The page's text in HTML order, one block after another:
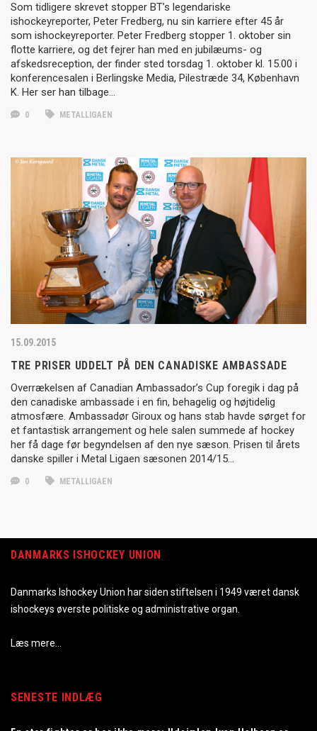
Som tidligere skrevet stopper BT’s legendariske
ishockeyreporter, Peter Fredberg, nu sin karriere efter 45 år
som ishockeyreporter. Peter Fredberg stopper 1. oktober sin
flotte karriere, og det fejrer han med en jubilæums- og
afskedsreception, der finder sted torsdag 1. oktober kl. 15.00 i
konferencesalen i Berlingske Media, Pilestræde 34, København
K. Her ser han tilbage…
0 METALLIGAEN
15.09.2015
TRE PRISER UDDELT PÅ DEN CANADISKE AMBASSADE
Overrækelsen af Canadian Ambassador’s Cup foregik i dag på
den canadiske ambassade i en fin, behagelig og højtidelig
atmosfære. Ambassadør Giroux og hans stab havde sørget for
et fantastisk arrangement og hele salen summede af hockey
her få dage før begyndelsen af den nye sæson. Prisen til årets
danske spiller i Metal Ligaen sæsonen 2014/15…
0 METALLIGAEN
DANMARKS ISHOCKEY UNION
Danmarks Ishockey Union har siden stiftelsen i 1949 været dansk
ishockeys øverste politiske og administrative organ.
Læs mere…
SENESTE INDLÆG